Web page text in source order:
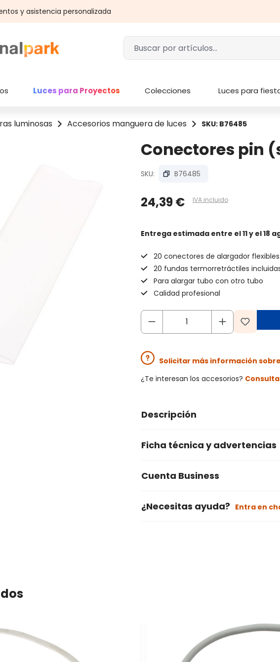
y asistencia personalizada
Luces para Proyectos Colecciones Luces para
luminosas Accesorios manguera de luces SKU: B76485
Conectores pin
SKU: B76485
24,39 € IVA incluido
Entrega estimada entre el 11 y el 18
20 conectores de alargador flexibles
20 fundas termorretráctiles
Para alargar tubo con otro tubo
Calidad profesional
Solicitar más información
¿Te interesan los accesorios?
Descripción
Ficha técnica y advertencias
Cuenta Business
¿Necesitas ayuda? Entra en